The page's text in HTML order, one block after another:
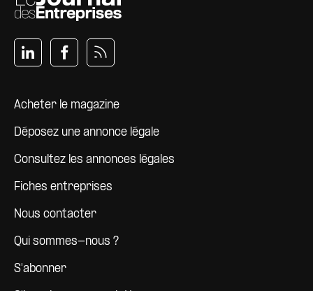
Pied de page
Acheter le magazine
Déposez une annonce légale
Consultez les annonces légales
Fiches entreprises
Nous contacter
Qui sommes-nous ?
S'abonner